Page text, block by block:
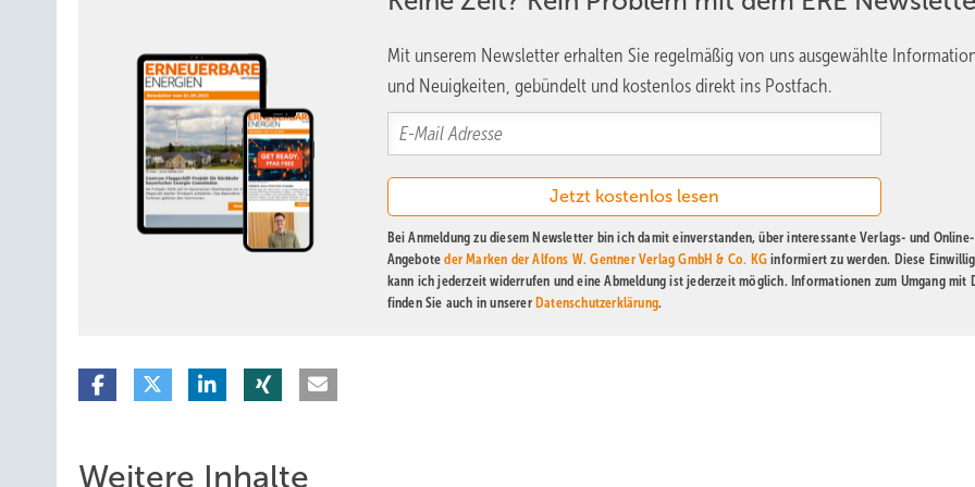
Mit unserem Newsletter erhalten Sie regelmäßig von uns ausgewählte
und Neuigkeiten, gebündelt und kostenlos direkt ins Postfach.
Bei Anmeldung zu diesem Newsletter bin ich damit einverstanden, über interessante Verlags- und Online-
Angeboteder Marken der Alfons W. Gentner Verlag GmbH & Co. KG informiert zu werden. Diese
kann ich jederzeit widerrufen und eine Abmeldung ist jederzeit möglich. Informationen zum Umgang mit
finden Sie auch in unserer Datenschutzerklärung.
Weitere Inhalte